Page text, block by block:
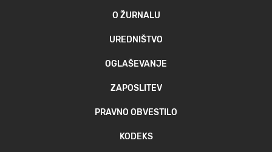
O ŽURNALU
UREDNIŠTVO
OGLAŠEVANJE
ZAPOSLITEV
PRAVNO OBVESTILO
KODEKS